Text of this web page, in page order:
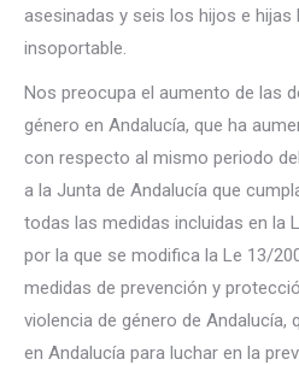
asesinadas y seis los hijos e hijas
insoportable.
Nos preocupa el aumento de las
género en Andalucía, que ha
con respecto al mismo periodo
a la Junta de Andalucía que
todas las medidas incluidas en la
por la que se modifica la Le 13/
medidas de prevención y
violencia de género de Andalucía,
en Andalucía para luchar en la